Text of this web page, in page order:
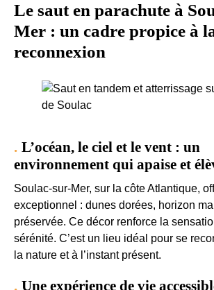
Le saut en parachute à
Mer : un cadre propice à
reconnexion
L’océan, le ciel et le vent : un
environnement qui apaise et
Soulac-sur-Mer, sur la côte Atlantique,
exceptionnel : dunes dorées, horizon
préservée. Ce décor renforce la
sérénité. C’est un lieu idéal pour se
la nature et à l’instant présent.
Une expérience de vie